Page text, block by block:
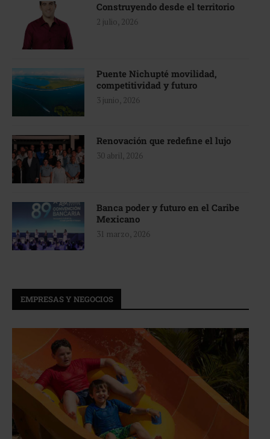
Construyendo desde el territorio
2 julio, 2026
Puente Nichupté movilidad,
competitividad y futuro
3 junio, 2026
Renovación que redefine el lujo
30 abril, 2026
Banca poder y futuro en el Caribe
Mexicano
31 marzo, 2026
EMPRESAS Y NEGOCIOS